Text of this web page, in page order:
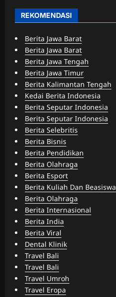
REKOMENDASI
Berita Jawa Barat
Berita Jawa Barat
Berita Jawa Tengah
Berita Jawa Timur
Berita Kalimantan Tengah
Kedai Berita Indonesia
Berita Seputar Indonesia
Berita Seputar Indonesia
Berita Selebritis
Berita Bisnis
Berita Pendidikan
Berita Olahraga
Berita Esport
Berita Kuliah Dan Beasiswa
Berita Olahraga
Berita Internasional
Berita India
Berita Viral
Dental Klinik
Travel Bali
Travel Bali
Travel Umroh
Travel Eropa